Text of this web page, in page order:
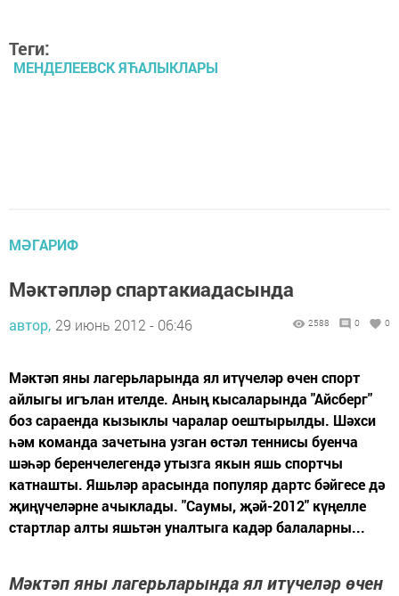
Теги:
МЕНДЕЛЕЕВСК ЯЋАЛЫКЛАРЫ
МӘГАРИФ
Мәктәпләр спартакиадасында
автор, 29 июнь 2012 - 06:46 2588 0 0
Мәктәп яны лагерьларында ял итүчеләр өчен спорт
айлыгы игълан ителде. Аның кысаларында "Айсберг"
боз сараенда кызыклы чаралар оештырылды. Шәхси
һәм команда зачетына узган өстәл теннисы буенча
шәһәр беренчелегендә утызга якын яшь спортчы
катнашты. Яшьләр арасында популяр дартс бәйгесе дә
җиңүчеләрне ачыклады. "Саумы, җәй-2012" күңелле
стартлар алты яшьтән уналтыга кадәр балаларны...
Мәктәп яны лагерьларында ял итүчеләр өчен